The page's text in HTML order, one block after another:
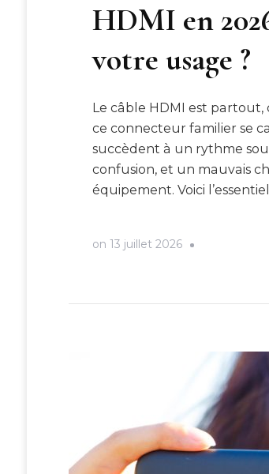
HDMI en
votre usage ?
Le câble HDMI est partout,
ce connecteur familier se
succèdent à un rythme
confusion, et un mauvais
équipement. Voici
on 13 juillet 2026